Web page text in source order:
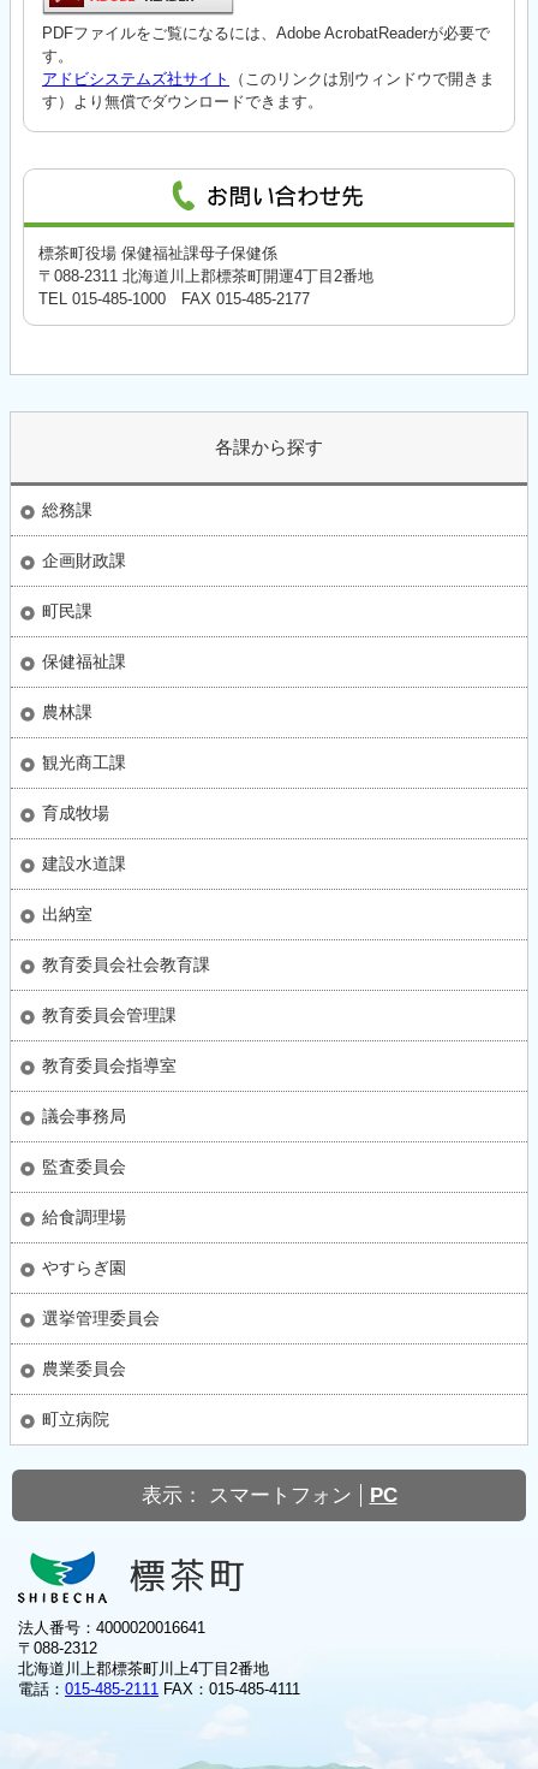
PDFファイルをご覧になるには、Adobe AcrobatReaderが必要で
す。
アドビシステムズ社サイト
（このリンクは別ウィンドウで開きま
す）より無償でダウンロードできます。
標茶町役場 保健福祉課母子保健係
〒088-2311 北海道川上郡標茶町開運4丁目2番地
TEL 015-485-1000 FAX 015-485-2177
各課から探す
総務課
企画財政課
町民課
保健福祉課
農林課
観光商工課
育成牧場
建設水道課
出納室
教育委員会社会教育課
教育委員会管理課
教育委員会指導室
議会事務局
監査委員会
給食調理場
やすらぎ園
選挙管理委員会
農業委員会
町立病院
表示： スマートフォン PC
法人番号：4000020016641
〒088-2312
北海道川上郡標茶町川上4丁目2番地
電話： 015-485-2111 FAX：015-485-4111